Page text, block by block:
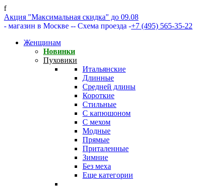
f
Акция "Максимальная скидка" до 09.08
- магазин в Москве -- Схема проезда -+7 (495) 565-35-22
Женщинам
Новинки
Пуховики
Итальянские
Длинные
Средней длины
Короткие
Стильные
С капюшоном
С мехом
Модные
Прямые
Приталенные
Зимние
Без меха
Еще категории